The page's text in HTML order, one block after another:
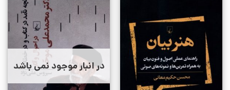
در انبار موجود نمی باشد